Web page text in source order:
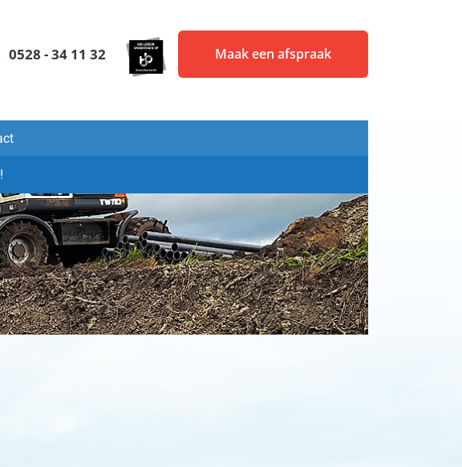
Maak een afspraak
0528 - 34 11 32